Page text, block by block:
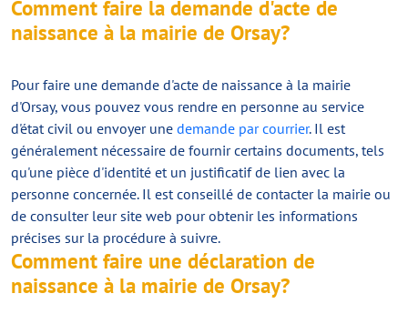
Comment faire la demande d'acte de
naissance à la mairie de Orsay?
Pour faire une demande d'acte de naissance à la mairie
d'Orsay, vous pouvez vous rendre en personne au service
d'état civil ou envoyer une demande par courrier. Il est
généralement nécessaire de fournir certains documents, tels
qu'une pièce d'identité et un justificatif de lien avec la
personne concernée. Il est conseillé de contacter la mairie ou
de consulter leur site web pour obtenir les informations
précises sur la procédure à suivre.
Comment faire une déclaration de
naissance à la mairie de Orsay?